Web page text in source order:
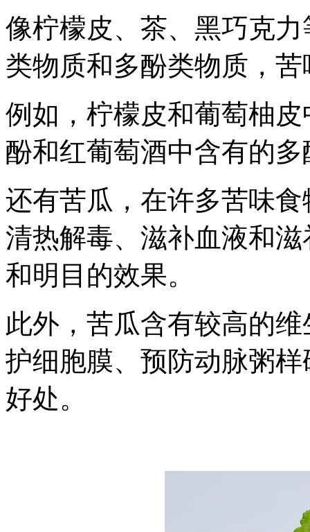
像柠檬皮、茶、黑巧克
类物质和多酚类物质，
例如，柠檬皮和葡萄柚
酚和红葡萄酒中含有的
还有苦瓜，在许多苦味
清热解毒、滋补血液和
和明目的效果。
此外，苦瓜含有较高的
护细胞膜、预防动脉粥
好处。